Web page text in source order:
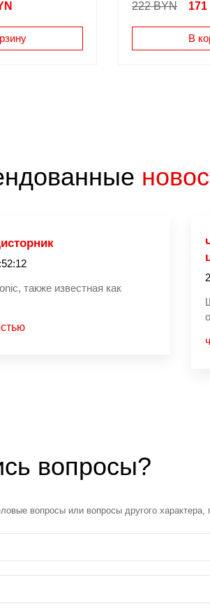
222 BYN 171
В
также известная как
вопросы?
вопросы или вопросы другого